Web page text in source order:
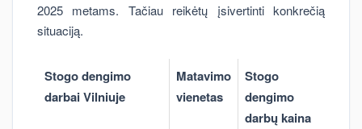
2025 metams. Tačiau reikėtų įsivertinti konkrečią
situaciją.
Stogo dengimo
darbai Vilniuje
Matavimo
vienetas
Stogo
dengimo
darbų kaina